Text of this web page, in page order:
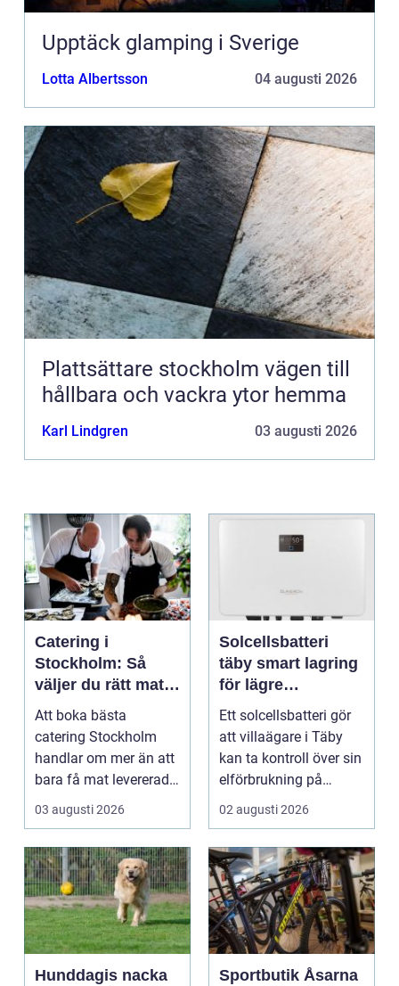
Upptäck glamping i Sverige
Lotta Albertsson 04 augusti 2026
Plattsättare stockholm vägen till
hållbara och vackra ytor hemma
Karl Lindgren 03 augusti 2026
Catering i
Stockholm: Så
väljer du rätt mat
till ditt evenemang
Att boka bästa
catering Stockholm
handlar om mer än att
bara få mat levererad.
R&aum...
03 augusti 2026
Solcellsbatteri
täby smart lagring
för lägre
elkostnader året
runt
Ett solcellsbatteri gör
att villaägare i Täby
kan ta kontroll över sin
elförbrukning på
riktigt. Gen...
02 augusti 2026
Hunddagis nacka
Sportbutik Åsarna